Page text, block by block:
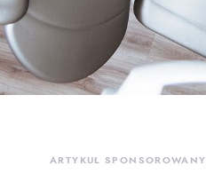
ARTYKUŁ SPONSOROWANY